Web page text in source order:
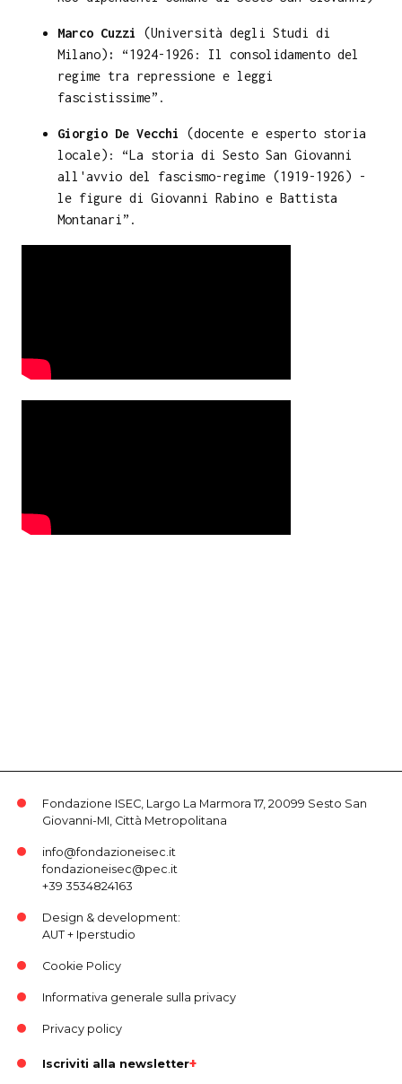
Marco Cuzzi (Università degli Studi di
Milano) : “1924-1926: Il consolidamento del
regime tra repressione e leggi
fascistissime”.
Giorgio De Vecchi (docente e esperto storia
locale): “La storia di Sesto San Giovanni
all'avvio del fascismo-regime (1919-1926) -
le figure di Giovanni Rabino e Battista
Montanari”.
Fondazione ISEC, Largo La Marmora 17, 20099 Sesto San
Giovanni-MI, Città Metropolitana
info@fondazioneisec.it
fondazioneisec@pec.it
+39 3534824163
Design & development:
AUT+ Iperstudio
Cookie Policy
Informativa generale sulla privacy
Privacy policy
Iscriviti alla newsletter